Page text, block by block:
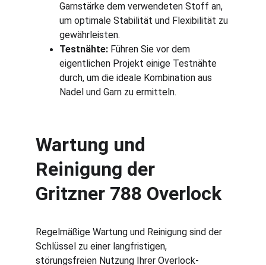
Garnstärke dem verwendeten Stoff an,
um optimale Stabilität und Flexibilität zu
gewährleisten.
Testnähte: Führen Sie vor dem
eigentlichen Projekt einige Testnähte
durch, um die ideale Kombination aus
Nadel und Garn zu ermitteln.
Wartung und
Reinigung der
Gritzner 788 Overlock
Regelmäßige Wartung und Reinigung sind der
Schlüssel zu einer langfristigen,
störungsfreien Nutzung Ihrer Overlock-